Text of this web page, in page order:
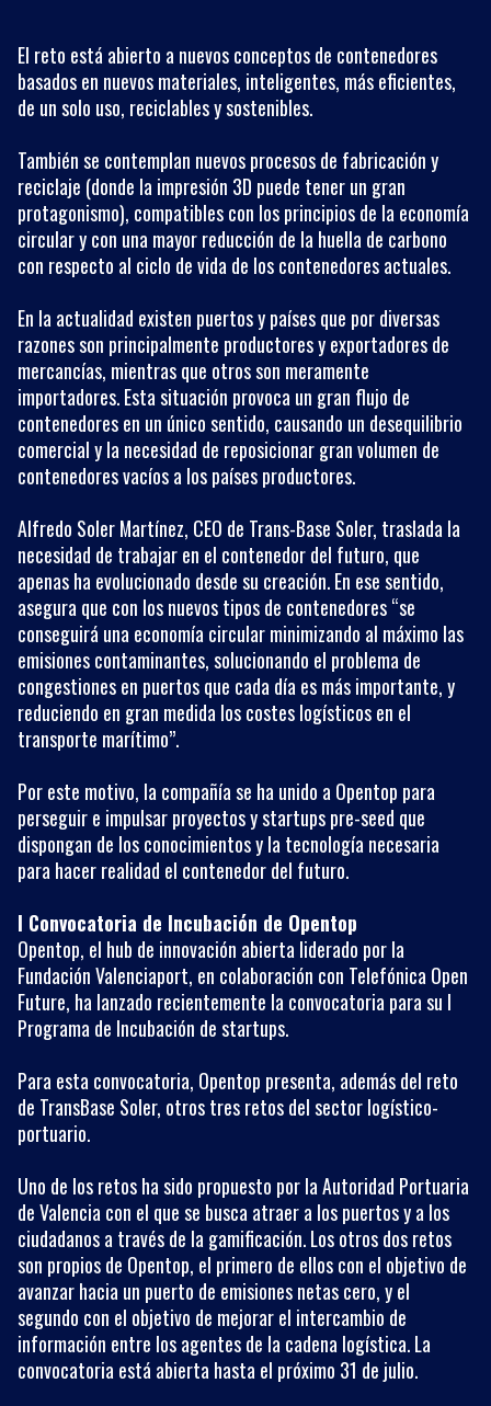
El reto está abierto a nuevos conceptos de contenedores
basados en nuevos materiales, inteligentes, más eficientes,
de un solo uso, reciclables y sostenibles.
También se contemplan nuevos procesos de fabricación y
reciclaje (donde la impresión 3D puede tener un gran
protagonismo), compatibles con los principios de la economía
circular y con una mayor reducción de la huella de carbono
con respecto al ciclo de vida de los contenedores actuales.
En la actualidad existen puertos y países que por diversas
razones son principalmente productores y exportadores de
mercancías, mientras que otros son meramente
importadores. Esta situación provoca un gran flujo de
contenedores en un único sentido, causando un desequilibrio
comercial y la necesidad de reposicionar gran volumen de
contenedores vacíos a los países productores.
Alfredo Soler Martínez, CEO de Trans-Base Soler, traslada la
necesidad de trabajar en el contenedor del futuro, que
apenas ha evolucionado desde su creación. En ese sentido,
asegura que con los nuevos tipos de contenedores “se
conseguirá una economía circular minimizando al máximo las
emisiones contaminantes, solucionando el problema de
congestiones en puertos que cada día es más importante, y
reduciendo en gran medida los costes logísticos en el
transporte marítimo”.
Por este motivo, la compañía se ha unido a Opentop para
perseguir e impulsar proyectos y startups pre-seed que
dispongan de los conocimientos y la tecnología necesaria
para hacer realidad el contenedor del futuro.
I Convocatoria de Incubación de Opentop
Opentop, el hub de innovación abierta liderado por la
Fundación Valenciaport, en colaboración con Telefónica Open
Future, ha lanzado recientemente la convocatoria para su I
Programa de Incubación de startups.
Para esta convocatoria, Opentop presenta, además del reto
de TransBase Soler, otros tres retos del sector logístico-
portuario.
Uno de los retos ha sido propuesto por la Autoridad Portuaria
de Valencia con el que se busca atraer a los puertos y a los
ciudadanos a través de la gamificación. Los otros dos retos
son propios de Opentop, el primero de ellos con el objetivo de
avanzar hacia un puerto de emisiones netas cero, y el
segundo con el objetivo de mejorar el intercambio de
información entre los agentes de la cadena logística. La
convocatoria está abierta hasta el próximo 31 de julio.